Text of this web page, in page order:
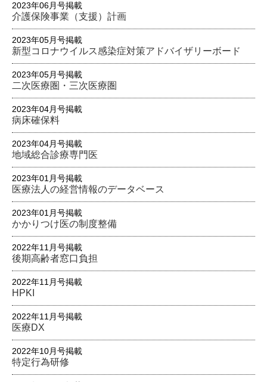
2023年06月号掲載
介護保険事業（支援）計画
2023年05月号掲載
新型コロナウイルス感染症対策アドバイザリーボード
2023年05月号掲載
二次医療圏・三次医療圏
2023年04月号掲載
病床確保料
2023年04月号掲載
地域総合診療専門医
2023年01月号掲載
医療法人の経営情報のデータベース
2023年01月号掲載
かかりつけ医の制度整備
2022年11月号掲載
後期高齢者窓口負担
2022年11月号掲載
HPKI
2022年11月号掲載
医療DX
2022年10月号掲載
特定行為研修